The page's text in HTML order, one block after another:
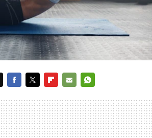
MAIL